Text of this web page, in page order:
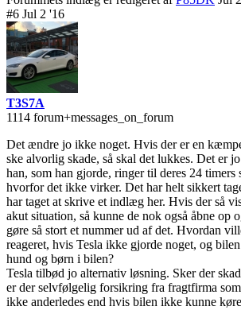
#6 Jul 2 '16
T3S7A
1114 forum+messages_on_forum
Det ændre jo ikke noget. Hvis der er en
ske alvorlig skade, så skal det lukkes. Det er
han, som han gjorde, ringer til deres 24 timers
hvorfor det ikke virker. Det har helt sikkert
har taget at skrive et indlæg her. Hvis der så
akut situation, så kunne de nok også åbne op
gøre så stort et nummer ud af det. Hvordan
reageret, hvis Tesla ikke gjorde noget, og
hund og børn i bilen?
Tesla tilbød jo alternativ løsning. Sker der
er der selvfølgelig forsikring fra fragtfirma
ikke anderledes end hvis bilen ikke kunne